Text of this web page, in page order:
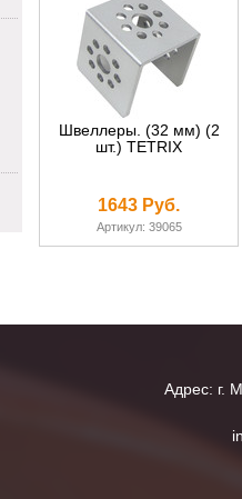
Швеллеры. (32 мм) (2
шт.) TETRIX
1643 Руб.
Артикул: 39065
Адрес: г.